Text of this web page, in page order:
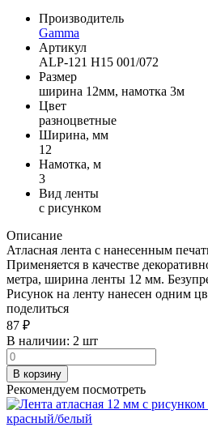
Производитель
Gamma
Артикул
ALP-121 H15 001/072
Размер
ширина 12мм, намотка 3м
Цвет
разноцветные
Ширина, мм
12
Намотка, м
3
Вид ленты
с рисунком
Описание
Атласная лента с нанесенным
Применяется в качестве
метра, ширина ленты 12 мм.
Рисунок на ленту нанесен одним
поделиться
87 ₽
В наличии: 2 шт
В корзину
Рекомендуем посмотреть